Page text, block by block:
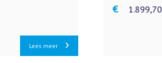
Lees meer
€ 1.899,70